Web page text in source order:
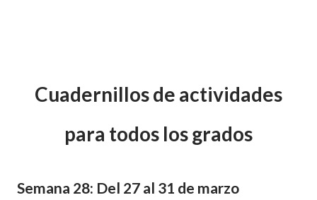
Cuadernillos de actividades
para todos los grados
Semana 28: Del 27 al 31 de marzo